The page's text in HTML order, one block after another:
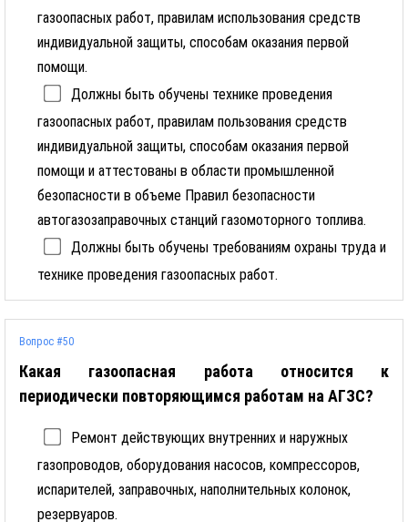
газоопасных работ, правилам использования средств
индивидуальной защиты, способам оказания первой
помощи.
Должны быть обучены технике проведения
газоопасных работ, правилам пользования средств
индивидуальной защиты, способам оказания первой
помощи и аттестованы в области промышленной
безопасности в объеме Правил безопасности
автогазозаправочных станций газомоторного топлива.
Должны быть обучены требованиям охраны труда и
технике проведения газоопасных работ.
Вопрос #50
Какая газоопасная работа относится к
периодически повторяющимся работам на АГЗС?
Ремонт действующих внутренних и наружных
газопроводов, оборудования насосов, компрессоров,
испарителей, заправочных, наполнительных колонок,
резервуаров.